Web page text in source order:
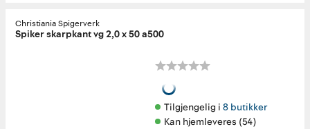
Christiania Spigerverk
Spiker skarpkant vg 2,0 x 50 a500
Tilgjengelig i 8 butikker
Kan hjemleveres (54)